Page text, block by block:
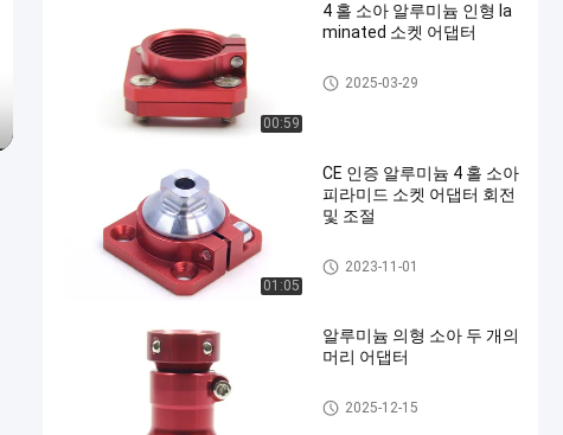
00:59
4 홀 소아 알루미늄 인형 la
minated 소켓 어댑터
소아 의학적 의형
2025-03-29
01:05
CE 인증 알루미늄 4 홀 소아
피라미드 소켓 어댑터 회전
및 조절
소아 의학적 의형
2023-11-01
알루미늄 의형 소아 두 개의
머리 어댑터
소아 의학적 의형
2025-12-15